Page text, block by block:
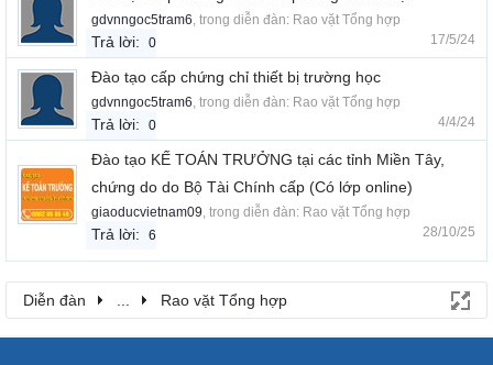
gdvnngoc5tram6, trong diễn đàn: Rao vặt Tổng hợp
Trả lời: 0 17/5/24
Đào tạo cấp chứng chỉ thiết bị trường học
gdvnngoc5tram6, trong diễn đàn: Rao vặt Tổng hợp
Trả lời: 0 4/4/24
Đào tạo KẾ TOÁN TRƯỞNG tại các tỉnh Miền Tây,
chứng do do Bộ Tài Chính cấp (Có lớp online)
giaoducvietnam09, trong diễn đàn: Rao vặt Tổng hợp
Trả lời: 6 28/10/25
Diễn đàn ... Rao vặt Tổng hợp